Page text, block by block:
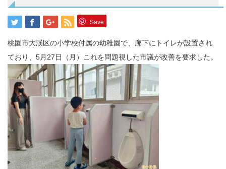
Save
桃園市大渓区の小学校付属の幼稚園で、廊下にトイレが設置され
ており、5月27日（月）これを問題視した市議が改善を要求した。